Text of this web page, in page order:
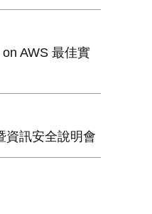
AWS 最佳實
資訊安全說明會